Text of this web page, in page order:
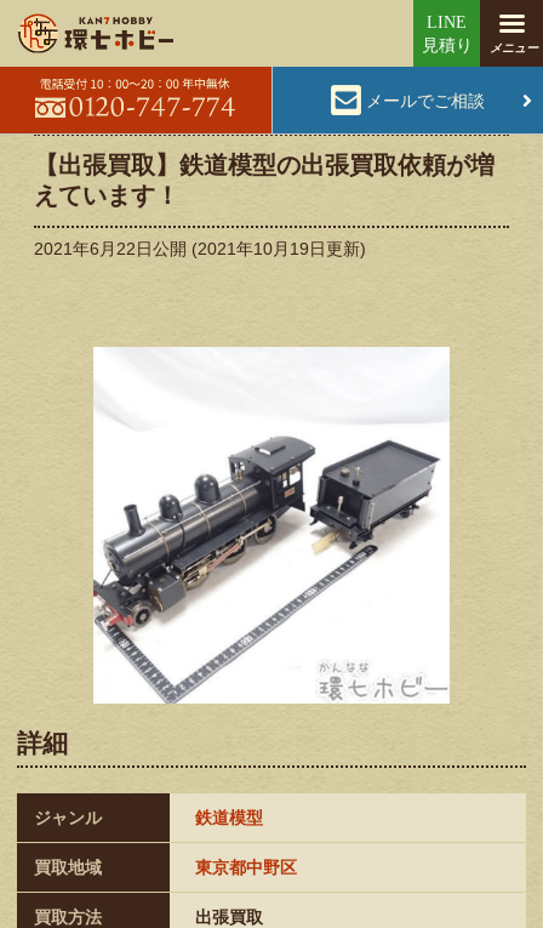
メールでご相談
【出張買取】鉄道模型の出張買取依頼が増
えています！
2021年6月22日公開 (2021年10月19日更新)
詳細
ジャンル 鉄道模型
買取地域 東京都中野区
買取方法 出張買取